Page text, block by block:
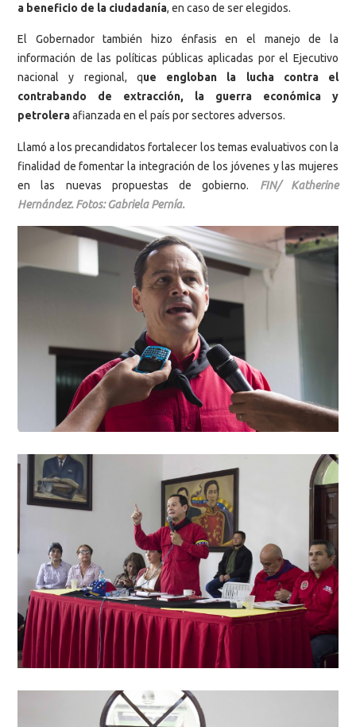
a beneficio de la ciudadanía, en caso de ser elegidos.
El Gobernador también hizo énfasis en el manejo de la
información de las políticas públicas aplicadas por el Ejecutivo
nacional y regional, que engloban la lucha contra el
contrabando de extracción, la guerra económica y
petroleraafianzada en el país por sectores adversos.
Llamó a los precandidatos fortalecer los temas evaluativos con la
finalidad de fomentar la integración de los jóvenes y las mujeres
en las nuevas propuestas de gobierno.
FIN/ Katherine
Hernández. Fotos: Gabriela Pernía.